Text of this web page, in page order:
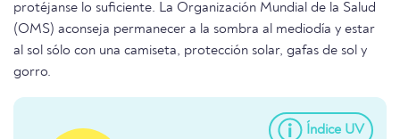
protéjanse lo suficiente. La Organización Mundial de la Salud
(OMS) aconseja permanecer a la sombra al mediodía y estar
al sol sólo con una camiseta, protección solar, gafas de sol y
gorro.
Índice UV